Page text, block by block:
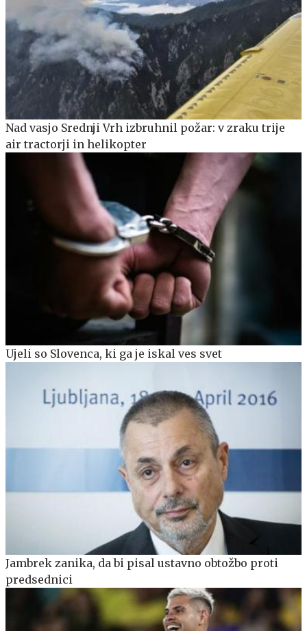
Nad vasjo Srednji Vrh izbruhnil požar: v zraku trije
air tractorji in helikopter
Ujeli so Slovenca, ki ga je iskal ves svet
Jambrek zanika, da bi pisal ustavno obtožbo proti
predsednici